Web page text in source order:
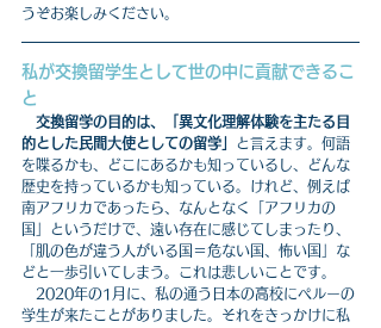
うぞお楽しみください。
私が交換留学生として世の中に貢献できるこ
と
交換留学の目的は、「異文化理解体験を主たる目
的とした民間大使としての留学」 と言えます。何語
を喋るかも、どこにあるかも知っているし、どんな
歴史を持っているかも知っている。けれど、例えば
南アフリカであったら、なんとなく「アフリカの
国」というだけで、遠い存在に感じてしまったり、
「肌の色が違う人がいる国＝危ない国、怖い国」な
どと一歩引いてしまう。これは悲しいことです。
2020年の1月に、私の通う日本の高校にペルーの
学生が来たことがありました。それをきっかけに私